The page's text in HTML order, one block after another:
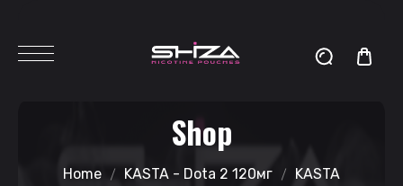
Shop
Home KASTA - Dota 2 120мг
KASTA